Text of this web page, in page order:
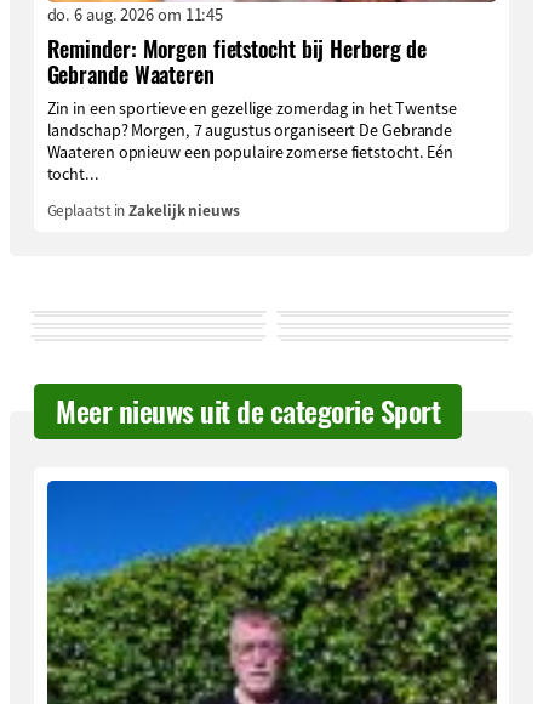
do. 6 aug. 2026 om 11:45
Reminder: Morgen fietstocht bij Herberg de
Gebrande Waateren
Zin in een sportieve en gezellige zomerdag in het Twentse
landschap? Morgen, 7 augustus organiseert De Gebrande
Waateren opnieuw een populaire zomerse fietstocht. Eén
tocht...
Geplaatst inZakelijk nieuws
Meer nieuws uit de categorie Sport